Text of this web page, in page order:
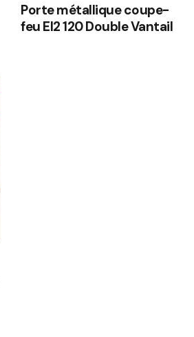
Porte métallique coupe-
feu EI2 120 Double Vantail